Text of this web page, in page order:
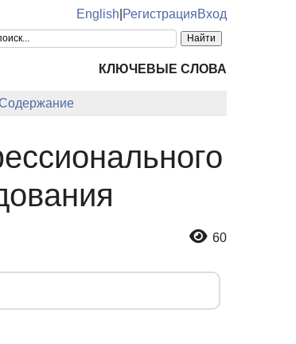
English РегистрацияВход
КЛЮЧЕВЫЕ СЛОВА
60